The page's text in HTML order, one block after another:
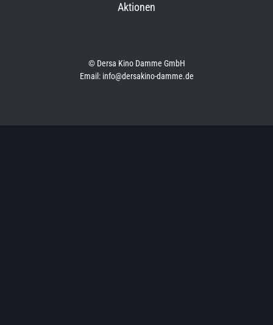
Aktionen
© Dersa Kino Damme GmbH
Email: info@dersakino-damme.de